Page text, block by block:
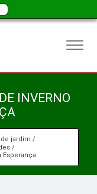
INVERNO
jardim
Esperança